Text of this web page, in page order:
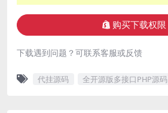
购买下载权限
下载遇到问题？可联系客服或反馈
代挂源码 全开源版多接口PHP源码